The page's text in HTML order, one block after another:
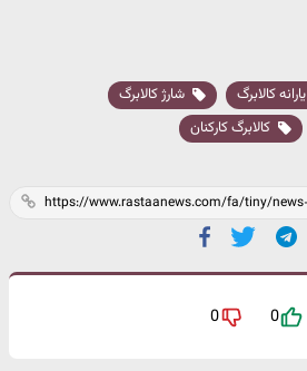
یارانه کالابرگ
شارژ کالابرگ
کالابرگ کارکنان
0
0